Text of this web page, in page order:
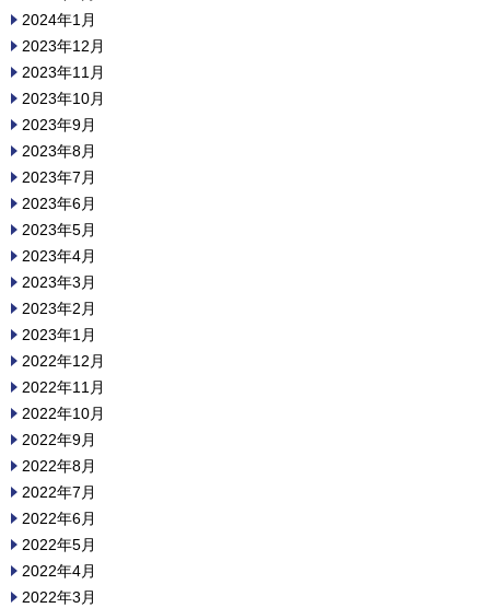
2024年1月
2023年12月
2023年11月
2023年10月
2023年9月
2023年8月
2023年7月
2023年6月
2023年5月
2023年4月
2023年3月
2023年2月
2023年1月
2022年12月
2022年11月
2022年10月
2022年9月
2022年8月
2022年7月
2022年6月
2022年5月
2022年4月
2022年3月